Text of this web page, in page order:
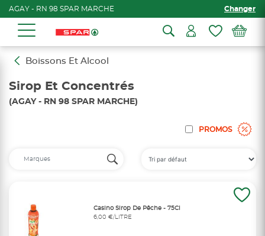
AGAY - RN 98 SPAR MARCHE Changer
Boissons Et Alcool
Sirop Et Concentrés
(AGAY - RN 98 SPAR MARCHE)
PROMOS
Casino Sirop De Pêche - 75Cl
6,00 €/LITRE